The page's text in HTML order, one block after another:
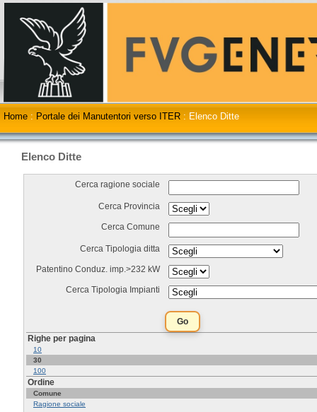
Home : Portale dei Manutentori verso ITER : Elenco Ditte
Elenco Ditte
Cerca ragione sociale
Cerca Provincia
Cerca Comune
Cerca Tipologia ditta
Patentino Conduz. imp.>232 kW
Cerca Tipologia Impianti
Righe per pagina
10
30
100
Ordine
Comune
Ragione sociale